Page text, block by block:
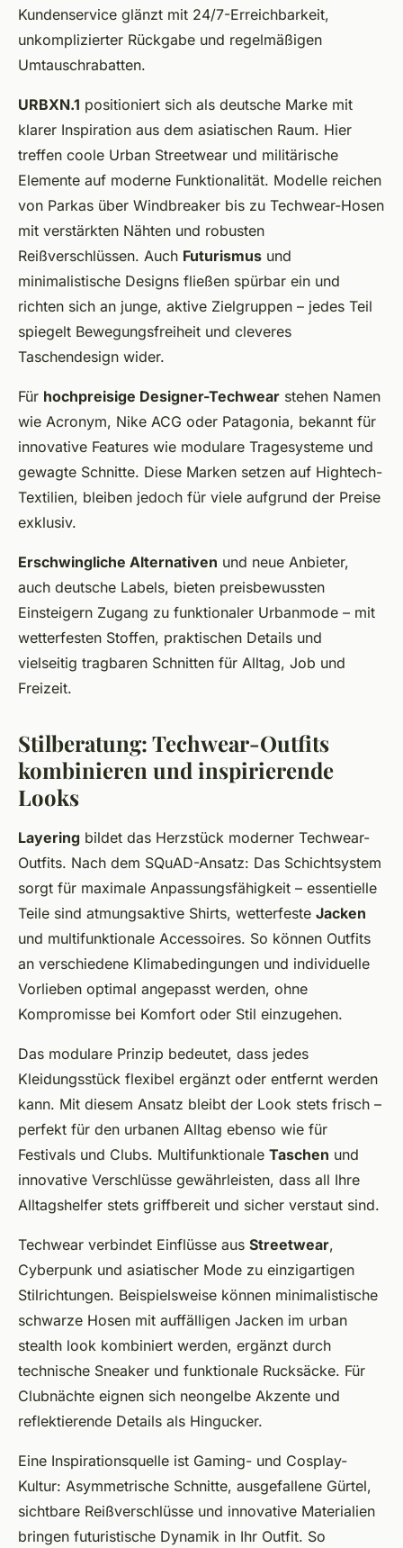
Kundenservice glänzt mit 24/7-Erreichbarkeit,
unkomplizierter Rückgabe und regelmäßigen
Umtauschrabatten.
URBXN.1 positioniert sich als deutsche Marke mit
klarer Inspiration aus dem asiatischen Raum. Hier
treffen coole Urban Streetwear und militärische
Elemente auf moderne Funktionalität. Modelle reichen
von Parkas über Windbreaker bis zu Techwear-Hosen
mit verstärkten Nähten und robusten
Reißverschlüssen. Auch Futurismus und
minimalistische Designs fließen spürbar ein und
richten sich an junge, aktive Zielgruppen – jedes Teil
spiegelt Bewegungsfreiheit und cleveres
Taschendesign wider.
Für hochpreisige Designer-Techwear stehen Namen
wie Acronym, Nike ACG oder Patagonia, bekannt für
innovative Features wie modulare Tragesysteme und
gewagte Schnitte. Diese Marken setzen auf Hightech-
Textilien, bleiben jedoch für viele aufgrund der Preise
exklusiv.
Erschwingliche Alternativen und neue Anbieter,
auch deutsche Labels, bieten preisbewussten
Einsteigern Zugang zu funktionaler Urbanmode – mit
wetterfesten Stoffen, praktischen Details und
vielseitig tragbaren Schnitten für Alltag, Job und
Freizeit.
Stilberatung: Techwear-Outfits
kombinieren und inspirierende
Looks
Layering bildet das Herzstück moderner Techwear-
Outfits. Nach dem SQuAD-Ansatz: Das Schichtsystem
sorgt für maximale Anpassungsfähigkeit – essentielle
Teile sind atmungsaktive Shirts, wetterfeste Jacken
und multifunktionale Accessoires. So können Outfits
an verschiedene Klimabedingungen und individuelle
Vorlieben optimal angepasst werden, ohne
Kompromisse bei Komfort oder Stil einzugehen.
Das modulare Prinzip bedeutet, dass jedes
Kleidungsstück flexibel ergänzt oder entfernt werden
kann. Mit diesem Ansatz bleibt der Look stets frisch –
perfekt für den urbanen Alltag ebenso wie für
Festivals und Clubs. Multifunktionale Taschen und
innovative Verschlüsse gewährleisten, dass all Ihre
Alltagshelfer stets griffbereit und sicher verstaut sind.
Techwear verbindet Einflüsse aus Streetwear,
Cyberpunk und asiatischer Mode zu einzigartigen
Stilrichtungen. Beispielsweise können minimalistische
schwarze Hosen mit auffälligen Jacken im urban
stealth look kombiniert werden, ergänzt durch
technische Sneaker und funktionale Rucksäcke. Für
Clubnächte eignen sich neongelbe Akzente und
reflektierende Details als Hingucker.
Eine Inspirationsquelle ist Gaming- und Cosplay-
Kultur: Asymmetrische Schnitte, ausgefallene Gürtel,
sichtbare Reißverschlüsse und innovative Materialien
bringen futuristische Dynamik in Ihr Outfit. So